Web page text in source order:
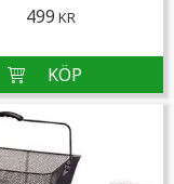
499 KR
till i favoriter